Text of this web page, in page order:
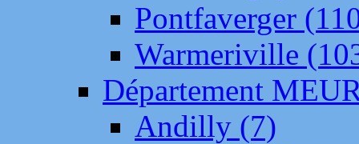
Pontfaverger
Warmeriville
Département
Andilly (7)